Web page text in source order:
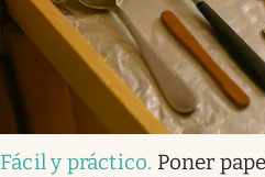
Fácil y práctico. Poner